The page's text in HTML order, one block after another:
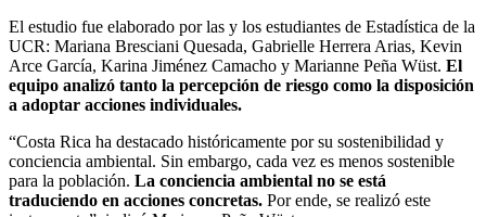
El estudio fue elaborado por las y los estudiantes de Estadística de la
UCR: Mariana Bresciani Quesada, Gabrielle Herrera Arias, Kevin
Arce García, Karina Jiménez Camacho y Marianne Peña Wüst. El
equipo analizó tanto la percepción de riesgo como la disposición
a adoptar acciones individuales.
“Costa Rica ha destacado históricamente por su sostenibilidad y
conciencia ambiental. Sin embargo, cada vez es menos sostenible
para la población. La conciencia ambiental no se está
traduciendo en acciones concretas. Por ende, se realizó este